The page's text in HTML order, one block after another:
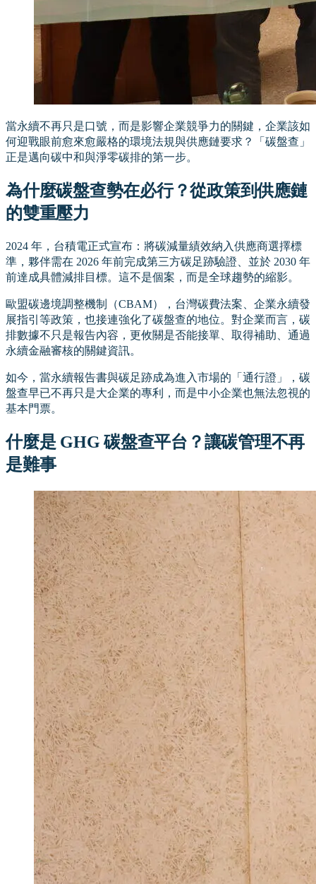
當永續不再只是口號，而是影響企業競爭力的關鍵，企業該如
何迎戰眼前愈來愈嚴格的環境法規與供應鏈要求？「碳盤查」
正是邁向碳中和與淨零碳排的第一步。
為什麼碳盤查勢在必行？從政策到供應鏈
的雙重壓力
2024 年，台積電正式宣布：將碳減量績效納入供應商選擇標
準，夥伴需在 2026 年前完成第三方碳足跡驗證、並於 2030 年
前達成具體減排目標。這不是個案，而是全球趨勢的縮影。
歐盟碳邊境調整機制（CBAM），台灣碳費法案、企業永續發
展指引等政策，也接連強化了碳盤查的地位。對企業而言，碳
排數據不只是報告內容，更攸關是否能接單、取得補助、通過
永續金融審核的關鍵資訊。
如今，當永續報告書與碳足跡成為進入市場的「通行證」，碳
盤查早已不再只是大企業的專利，而是中小企業也無法忽視的
基本門票。
什麼是 GHG 碳盤查平台？讓碳管理不再
是難事